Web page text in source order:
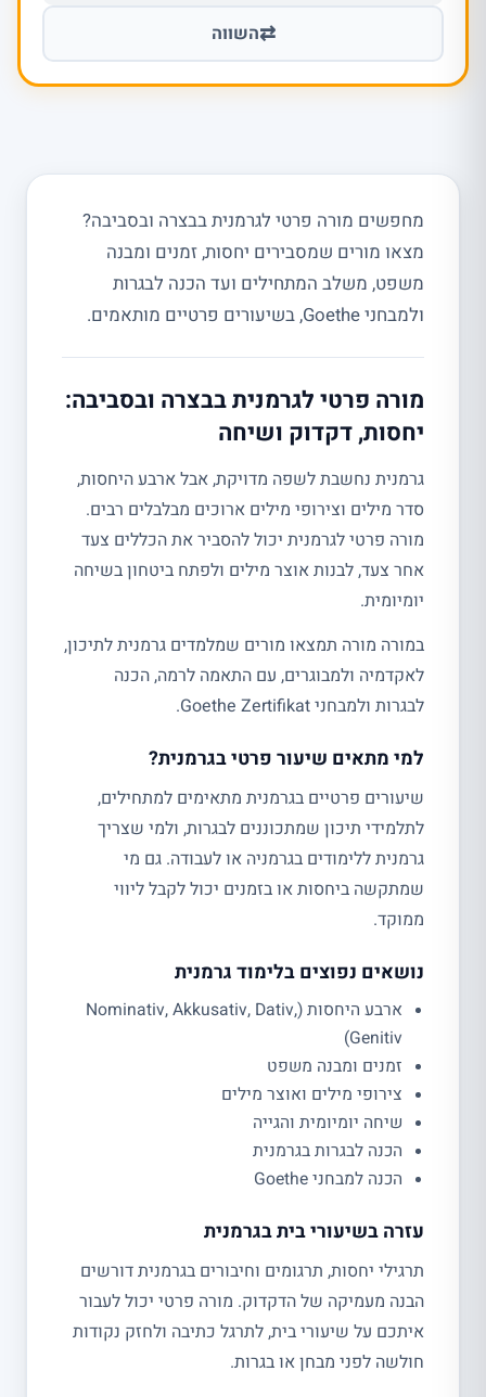
⇄השווה
מחפשים מורה פרטי לגרמנית בבצרה ובסביבה?
מצאו מורים שמסבירים יחסות, זמנים ומבנה
משפט, משלב המתחילים ועד הכנה לבגרות
ולמבחני Goethe, בשיעורים פרטיים מותאמים.
מורה פרטי לגרמנית בבצרה ובסביבה:
יחסות, דקדוק ושיחה
גרמנית נחשבת לשפה מדויקת, אבל ארבע היחסות,
סדר מילים וצירופי מילים ארוכים מבלבלים רבים.
מורה פרטי לגרמנית יכול להסביר את הכללים צעד
אחר צעד, לבנות אוצר מילים ולפתח ביטחון בשיחה
יומיומית.
במורה מורה תמצאו מורים שמלמדים גרמנית לתיכון,
לאקדמיה ולמבוגרים, עם התאמה לרמה, הכנה
לבגרות ולמבחני Goethe Zertifikat.
למי מתאים שיעור פרטי בגרמנית?
שיעורים פרטיים בגרמנית מתאימים למתחילים,
לתלמידי תיכון שמתכוננים לבגרות, ולמי שצריך
גרמנית ללימודים בגרמניה או לעבודה. גם מי
שמתקשה ביחסות או בזמנים יכול לקבל ליווי
ממוקד.
נושאים נפוצים בלימוד גרמנית
ארבע היחסות (Nominativ, Akkusativ, Dativ,
Genitiv)
זמנים ומבנה משפט
צירופי מילים ואוצר מילים
שיחה יומיומית והגייה
הכנה לבגרות בגרמנית
הכנה למבחני Goethe
עזרה בשיעורי בית בגרמנית
תרגילי יחסות, תרגומים וחיבורים בגרמנית דורשים
הבנה מעמיקה של הדקדוק. מורה פרטי יכול לעבור
איתכם על שיעורי בית, לתרגל כתיבה ולחזק נקודות
חולשה לפני מבחן או בגרות.